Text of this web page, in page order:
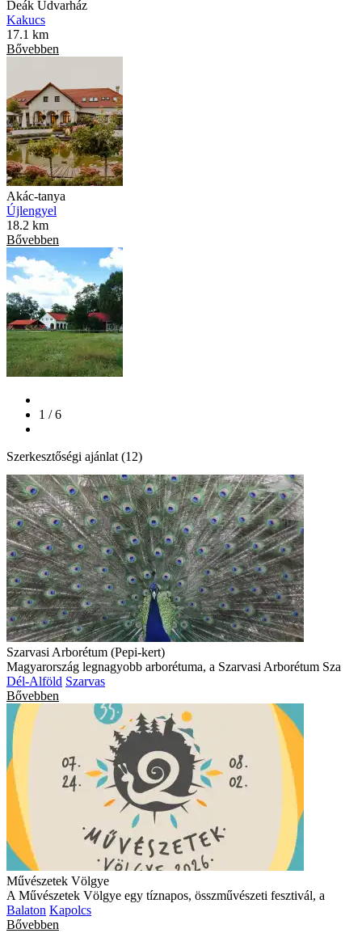
Deák Udvarház
Kakucs
17.1 km
Bővebben
Akác-tanya
Újlengyel
18.2 km
Bővebben
1 / 6
Szerkesztőségi ajánlat (12)
Szarvasi Arborétum (Pepi-kert)
Magyarország legnagyobb arborétuma, a Szarvasi Arborétum Sza
Dél-Alföld Szarvas
Bővebben
Művészetek Völgye
A Művészetek Völgye egy tíznapos, összművészeti fesztivál, a
Balaton Kapolcs
Bővebben